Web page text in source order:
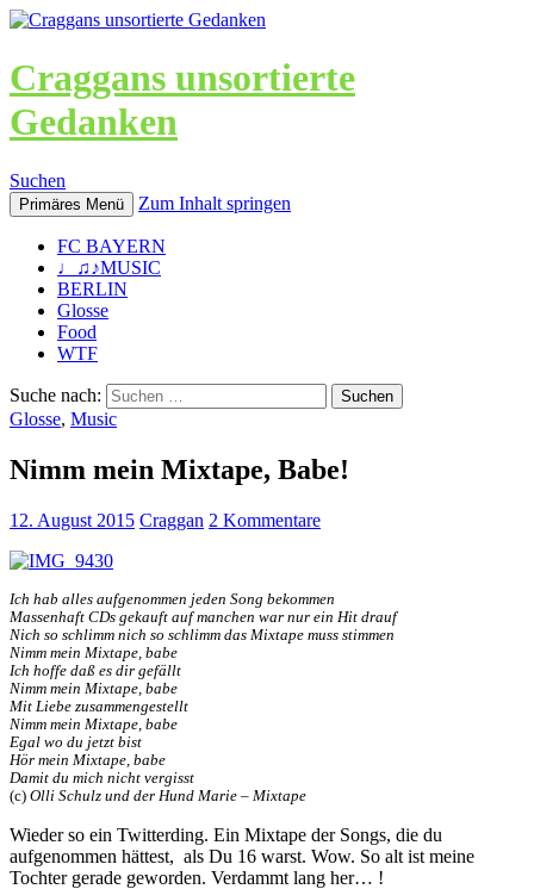
Craggans unsortierte
Gedanken
Suchen
Primäres Menü Zum Inhalt springen
FC BAYERN
♩♫♪MUSIC
BERLIN
Glosse
Food
WTF
Suche nach:
Glosse, Music
Nimm mein Mixtape, Babe!
12. August 2015 Craggan 2 Kommentare
Ich hab alles aufgenommen jeden Song bekommen
Massenhaft CDs gekauft auf manchen war nur ein Hit drauf
Nich so schlimm nich so schlimm das Mixtape muss stimmen
Nimm mein Mixtape, babe
Ich hoffe daß es dir gefällt
Nimm mein Mixtape, babe
Mit Liebe zusammengestellt
Nimm mein Mixtape, babe
Egal wo du jetzt bist
Hör mein Mixtape, babe
Damit du mich nicht vergisst
(c) Olli Schulz und der Hund Marie – Mixtape
Wieder so ein Twitterding. Ein Mixtape der Songs, die du
aufgenommen hättest, als Du 16 warst. Wow. So alt ist meine
Tochter gerade geworden. Verdammt lang her… !